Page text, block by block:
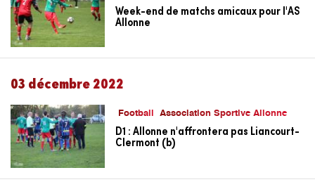
Week-end de matchs amicaux pour l'AS
Allonne
03 décembre 2022
Football Association Sportive Allonne
D1 : Allonne n'affrontera pas Liancourt-
Clermont (b)